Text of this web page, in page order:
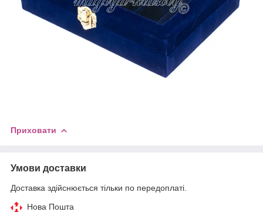
Приховати
Умови доставки
Доставка здійснюється тільки по передоплаті.
Нова Пошта